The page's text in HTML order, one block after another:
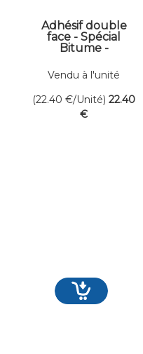
Adhésif double
face - Spécial
Bitume -
Long.25ml
Vendu à l'unité
(22.40 €/Unité) 22.40
€